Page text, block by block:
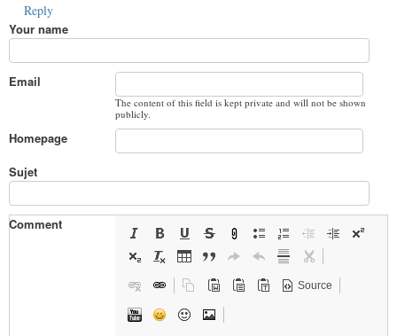
Reply
Your name
Email
The content of this field is kept private and will not be shown
publicly.
Homepage
Sujet
Comment
Source